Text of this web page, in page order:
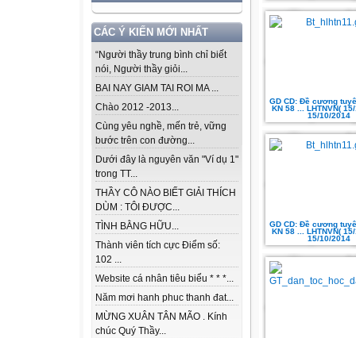
CÁC Ý KIẾN MỚI NHẤT
“Người thầy trung bình chỉ biết
nói, Người thầy giỏi...
BAI NAY GIAM TAI ROI MA ...
Chào 2012 -2013...
Cùng yêu nghề, mến trẻ, vững
bước trên con đường...
Dưới đây là nguyên văn "Ví dụ 1"
trong TT...
THẦY CÔ NÀO BIẾT GIẢI THÍCH
DÙM : TÔI ĐƯỢC...
TÌNH BẰNG HỮU...
Thành viên tích cực Điểm số:
102 ...
Website cá nhân tiêu biểu * * *...
Năm mơi hanh phuc thanh đat...
MỪNG XUÂN TÂN MÃO . Kính
chúc Quý Thầy...
GD CD: Đề cương
KN 58 ... LHTNVN(
15/10/2014
GD CD: Đề cương
KN 58 ... LHTNVN(
15/10/2014